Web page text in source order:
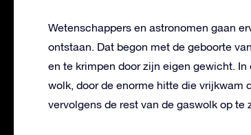
Wetenschappers en astronomen gaan
ontstaan. Dat begon met de geboorte
en te krimpen door zijn eigen gewicht.
wolk, door de enorme hitte die vrijkwam
vervolgens de rest van de gaswolk op te